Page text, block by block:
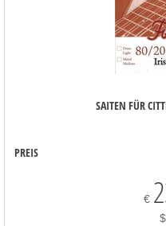
SAITEN FÜR
PREIS
€